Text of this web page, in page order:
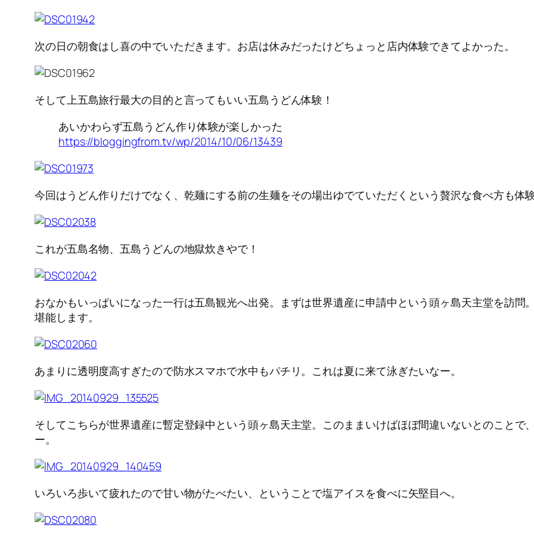
次の日の朝食はし喜の中でいただきます。お店は休みだったけどちょっと店内体験できてよかった。
そして上五島旅行最大の目的と言ってもいい五島うどん体験！
あいかわらず五島うどん作り体験が楽しかった
https://bloggingfrom.tv/wp/2014/10/06/13439
今回はうどん作りだけでなく、乾麺にする前の生麺をその場出ゆでていただくという贅沢な食べ方も体
これが五島名物、五島うどんの地獄炊きやで！
おなかもいっぱいになった一行は五島観光へ出発。まずは世界遺産に申請中という頭ヶ島天主堂を訪問
堪能します。
あまりに透明度高すぎたので防水スマホで水中もパチリ。これは夏に来て泳ぎたいなー。
そしてこちらが世界遺産に暫定登録中という頭ヶ島天主堂。このままいけばほぼ間違いないとのことで
ー。
いろいろ歩いて疲れたので甘い物がたべたい、ということで塩アイスを食べに矢堅目へ。